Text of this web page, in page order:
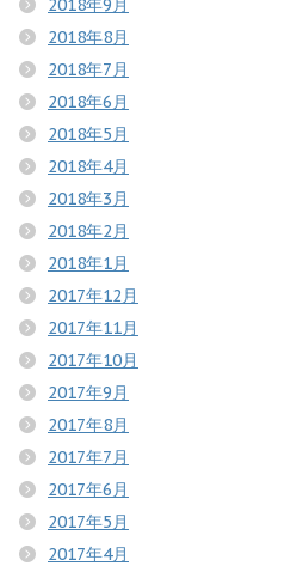
2018年9月
2018年8月
2018年7月
2018年6月
2018年5月
2018年4月
2018年3月
2018年2月
2018年1月
2017年12月
2017年11月
2017年10月
2017年9月
2017年8月
2017年7月
2017年6月
2017年5月
2017年4月